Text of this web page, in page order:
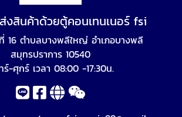
งสินค้าด้วยตู้คอนเทนเนอร์ fsi
16 ตำบลบางพลีใหญ่ อำเภอบางพลี
สมุทรปราการ 10540
ร์-ศุกร์ เวลา 08:00 -17:30น.